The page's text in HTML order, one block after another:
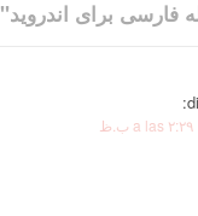
فارسی برای اندروید"